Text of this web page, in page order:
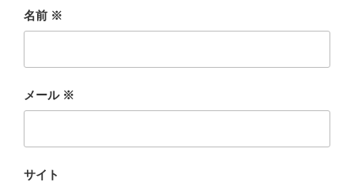
名前 ※
メール ※
サイト